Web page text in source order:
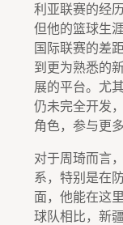
利亚联赛的经
但他的篮球生
国际联赛的差
到更为熟悉的
展的平台。尤
仍未完全开发
角色，参与更
对于周琦而言
系，特别是在
面，他能在这
球队相比，新